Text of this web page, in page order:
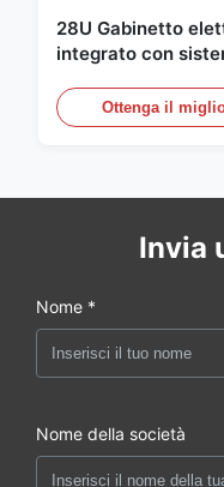
28U Gabinetto
integrato con
Ottenga il
Invia
Nome *
Nome della società